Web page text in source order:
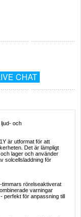
CHAT
och
är utformat för att
Det är lämpligt
lager och använder
solcellsladdning för
timmars rörelseaktiverat
varningar
perfekt för anpassning till